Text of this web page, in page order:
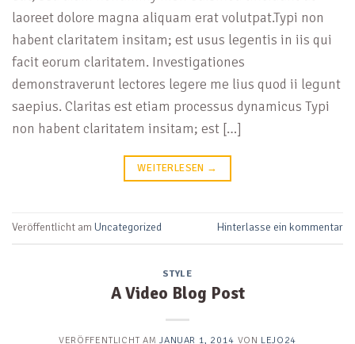
laoreet dolore magna aliquam erat volutpat.Typi non
habent claritatem insitam; est usus legentis in iis qui
facit eorum claritatem. Investigationes
demonstraverunt lectores legere me lius quod ii legunt
saepius. Claritas est etiam processus dynamicus Typi
non habent claritatem insitam; est […]
WEITERLESEN →
Veröffentlicht am Uncategorized Hinterlasse ein kommentar
STYLE
A Video Blog Post
VERÖFFENTLICHT AMJANUAR 1, 2014 VON LEJO24